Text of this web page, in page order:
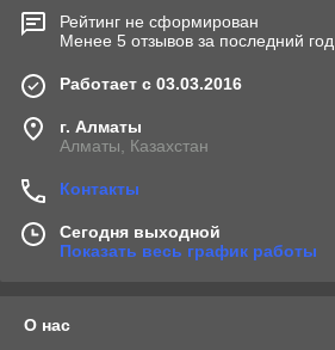
Рейтинг не сформирован
Менее 5 отзывов за последний год
Работает с 03.03.2016
г. Алматы
Алматы, Казахстан
Контакты
Сегодня выходной
Показать весь график работы
О нас